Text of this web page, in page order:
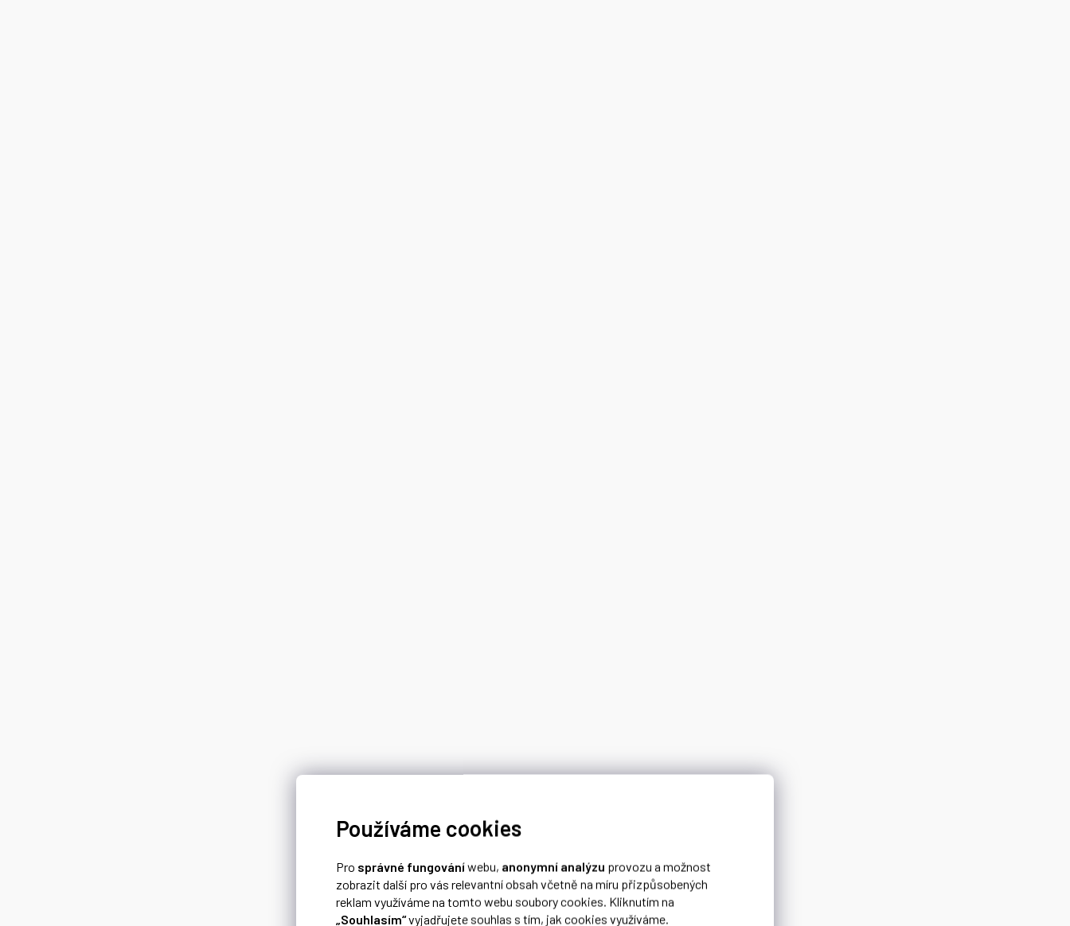
Používáme cookies
Pro správné fungováníwebu, anonymní analýzu provozu a možnost
zobrazit další pro vás relevantní obsah včetně na míru přizpůsobených
reklam využíváme na tomto webu soubory cookies. Kliknutím na
„Souhlasím“vyjadřujete souhlas s tím, jak cookies využíváme.